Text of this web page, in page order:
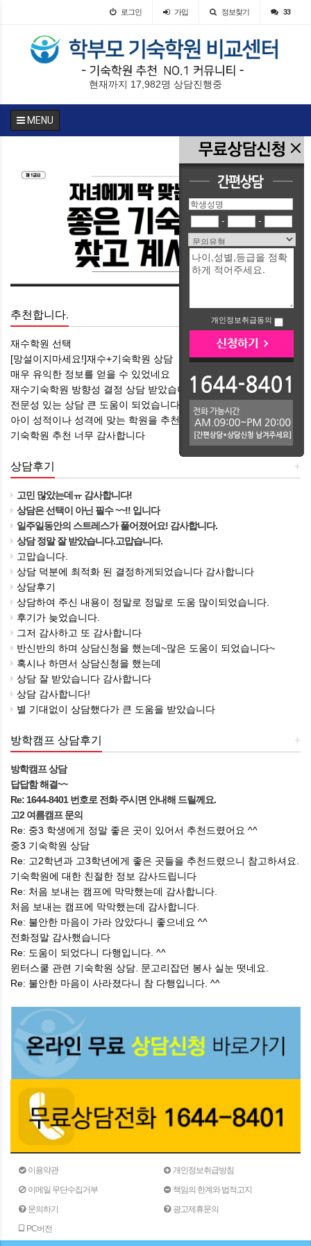
- -
개인정보취급동의
로그인 가입 정보찾기 33
현재까지 17,982명 상담진행중
MENU
추천합니다.
재수학원 선택
[망설이지마세요!]재수+기숙학원 상담
매우 유익한 정보를 얻을 수 있었네요
재수기숙학원 방향성 결정 상담 받았습니다 ㅎㅎ
전문성 있는 상담 큰 도움이 되었습니다
아이 성적이나 성격에 맞는 학원을 추천해 주셔서 감사합니다
기숙학원 추천 너무 감사합니다
+
상담후기
고민 많았는데ㅠ 감사합니다!
상담은 선택이 아닌 필수 ~~!! 입니다
일주일동안의 스트레스가 풀어졌어요! 감사합니다.
상담 정말 잘 받았습니다.고맙습니다.
고맙습니다.
상담 덕분에 최적화 된 결정하게되었습니다 감사합니다
상담후기
상담하여 주신 내용이 정말로 정말로 도움 많이되었습니다.
후기가 늦었습니다.
그저 감사하고 또 감사합니다
반신반의 하며 상담신청을 했는데~많은 도움이 되었습니다~
혹시나 하면서 상담신청을 했는데
상담 잘 받았습니다 감사합니다
상담 감사합니다!
별 기대없이 상담했다가 큰 도움을 받았습니다
+
방학캠프 상담후기
방학캠프 상담
답답함 해결~~
Re: 1644-8401 번호로 전화 주시면 안내해 드릴께요.
고2 여름캠프 문의
Re: 중3 학생에게 정말 좋은 곳이 있어서 추천드렸어요 ^^
중3 기숙학원 상담
Re: 고2학년과 고3학년에게 좋은 곳들을 추천드렸으니 참고하셔요.
기숙학원에 대한 친절한 정보 감사드립니다
Re: 처음 보내는 캠프에 막막했는데 감사합니다.
처음 보내는 캠프에 막막했는데 감사합니다.
Re: 불안한 마음이 가라 앉았다니 좋으네요 ^^
전화정말 감사했습니다
Re: 도움이 되었다니 다행입니다. ^^
윈터스쿨 관련 기숙학원 상담. 문고리잡던 봉사 실눈 떳네요.
Re: 불안한 마음이 사라졌다니 참 다행입니다. ^^
이용약관
개인정보취급방침
이메일 무단수집거부
책임의 한계와 법적고지
문의하기
광고제휴문의
PC버전